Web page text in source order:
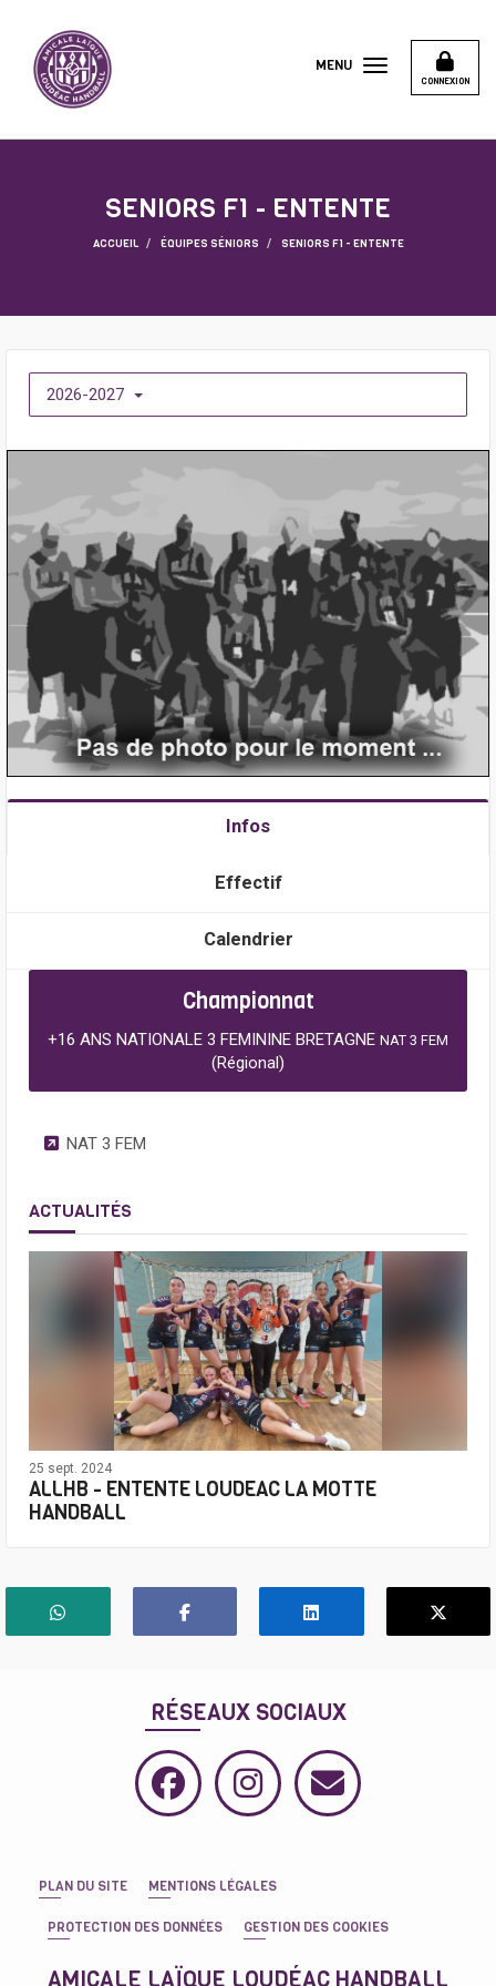
CONNEXION
MENU
SENIORS F1 - ENTENTE
ACCUEIL ÉQUIPES SÉNIORS SENIORS F1 - ENTENTE
2026-2027
Infos
Effectif
Calendrier
Championnat
+16 ANS NATIONALE 3 FEMININE BRETAGNE NAT 3 FEM
(Régional)
NAT 3 FEM
ACTUALITÉS
25 sept. 2024
ALLHB - ENTENTE LOUDEAC LA MOTTE
HANDBALL
RÉSEAUX SOCIAUX
PLAN DU SITE MENTIONS LÉGALES
PROTECTION DES DONNÉES GESTION DES COOKIES